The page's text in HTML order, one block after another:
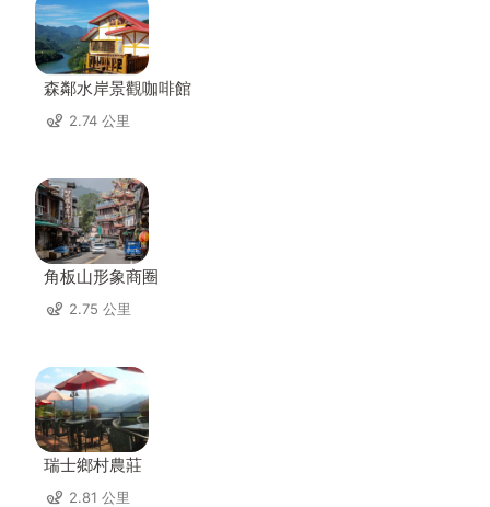
森鄰水岸景觀咖啡館
2.74 公里
角板山形象商圈
2.75 公里
瑞士鄉村農莊
2.81 公里